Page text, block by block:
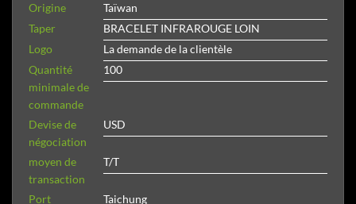
Origine
Taïwan
Taper
BRACELET INFRAROUGE LOIN
Logo
La demande de la clientèle
Quantité
minimale de
commande
100
Devise de
négociation
USD
moyen de
transaction
T/T
Port Taichung